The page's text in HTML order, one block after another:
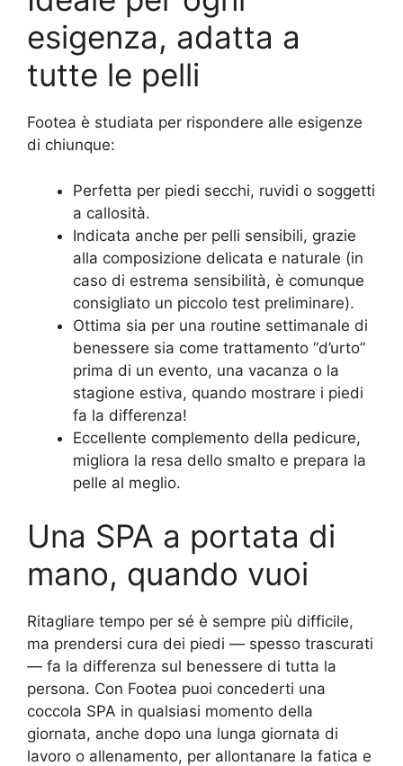
esigenza, adatta a
tutte le pelli
Footea è studiata per rispondere alle esigenze
di chiunque:
Perfetta per piedi secchi, ruvidi o soggetti
a callosità.
Indicata anche per pelli sensibili, grazie
alla composizione delicata e naturale (in
caso di estrema sensibilità, è comunque
consigliato un piccolo test preliminare).
Ottima sia per una routine settimanale di
benessere sia come trattamento “d’urto”
prima di un evento, una vacanza o la
stagione estiva, quando mostrare i piedi
fa la differenza!
Eccellente complemento della pedicure,
migliora la resa dello smalto e prepara la
pelle al meglio.
Una SPA a portata di
mano, quando vuoi
Ritagliare tempo per sé è sempre più difficile,
ma prendersi cura dei piedi — spesso trascurati
— fa la differenza sul benessere di tutta la
persona. Con Footea puoi concederti una
coccola SPA in qualsiasi momento della
giornata, anche dopo una lunga giornata di
lavoro o allenamento, per allontanare la fatica e